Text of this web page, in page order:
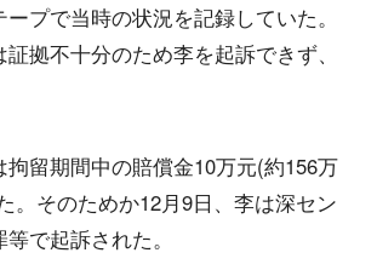
プで当時の状況を記録していた。
拠不十分のため李を起訴できず、
拘留期間中の賠償金10万元(約156万
。そのためか12月9日、李は深セン
で起訴された。